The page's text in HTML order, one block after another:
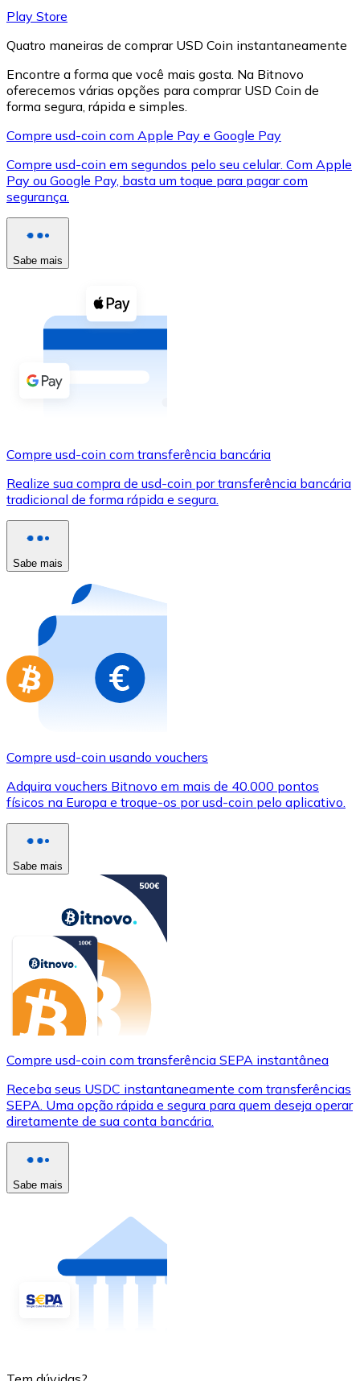
XRP
XRP
Ver tudo
Cupons cripto
Compre criptomoedas com dinheiro e outros
Comprar com dinheiro
Transferência SEPA
Use cartões Visa e Mastercard para comprar
Comprar com cartão
Compre cartões-presente das suas marcas favoritas
Ir para a loja de cartões-presente
Play Store
Quatro maneiras de comprar USD Coin instantaneamente
Encontre a forma que você mais gosta. Na Bitnovo
oferecemos várias opções para comprar USD Coin de
forma segura, rápida e simples.
Compre usd-coin com Apple Pay e Google Pay
Compre usd-coin em segundos pelo seu celular. Com Apple
Pay ou Google Pay, basta um toque para pagar com
segurança.
Sabe mais
Compre usd-coin com transferência bancária
Realize sua compra de usd-coin por transferência bancária
tradicional de forma rápida e segura.
Sabe mais
Compre usd-coin usando vouchers
Adquira vouchers Bitnovo em mais de 40.000 pontos
físicos na Europa e troque-os por usd-coin pelo aplicativo.
Sabe mais
Compre usd-coin com transferência SEPA instantânea
Receba seus USDC instantaneamente com transferências
SEPA. Uma opção rápida e segura para quem deseja operar
diretamente de sua conta bancária.
Sabe mais